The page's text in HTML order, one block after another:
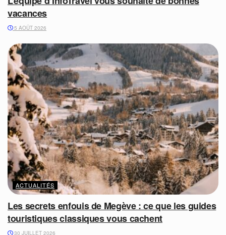
vacances
5 AOÛT 2026
ACTUALITÉS
Les secrets enfouis de Megève : ce que les guides
touristiques classiques vous cachent
30 JUILLET 2026